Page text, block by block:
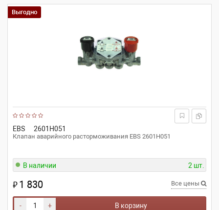
EBS 2601H051
Клапан аварийного расторможивания EBS 2601H051
Выгодно
В наличии 2 шт.
₽1 830 Все цены
- + В корзину